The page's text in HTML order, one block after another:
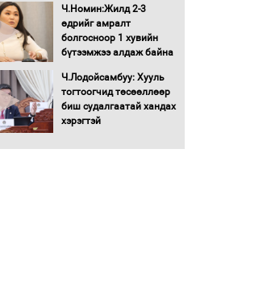
Ч.Номин:Жилд 2-3
өдрийг амралт
болгосноор 1 хувийн
бүтээмжээ алдаж байна
Ч.Лодойсамбуу: Хууль
тогтоогчид төсөөллөөр
биш судалгаатай хандах
хэрэгтэй